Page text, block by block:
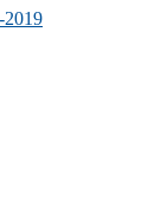
2019